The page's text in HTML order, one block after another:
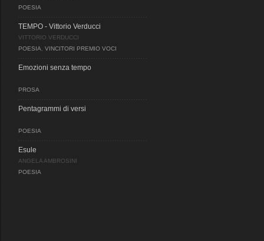
POESIA
TEMPO - Vittorio Verducci
VITTORIO VERDUCCI
POESIA
VINCITORI PREMIO VOCI
Emozioni senza tempo
PROSA
Pentagrammi di versi
POESIA
Esule
ANGELA AMBROSINI
POESIA